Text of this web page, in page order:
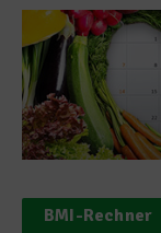
BMI-Rechner